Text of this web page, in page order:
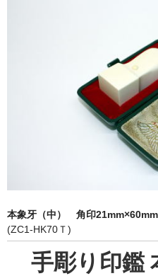
お客様の声
ご利用案内
本象牙（中） 角印21mm×60mm
(ZC1-HK70Ｔ)
手彫り印鑑